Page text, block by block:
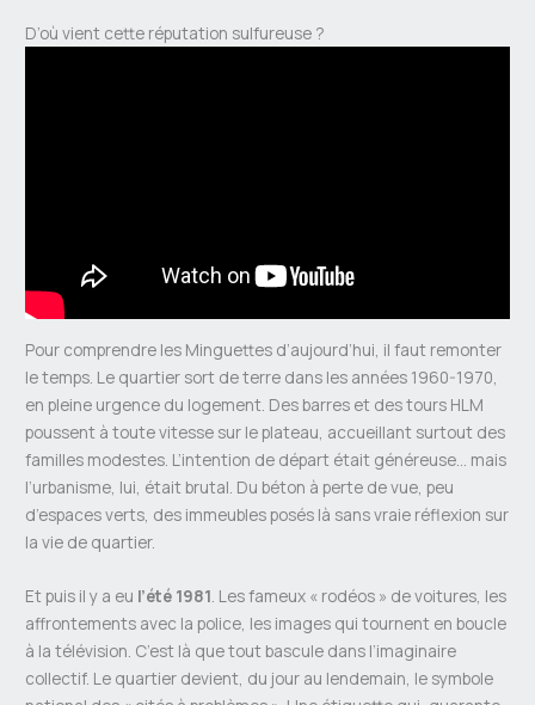
D’où vient cette réputation sulfureuse ?
Pour comprendre les Minguettes d’aujourd’hui, il faut remonter
le temps. Le quartier sort de terre dans les années 1960-1970,
en pleine urgence du logement. Des barres et des tours HLM
poussent à toute vitesse sur le plateau, accueillant surtout des
familles modestes. L’intention de départ était généreuse… mais
l’urbanisme, lui, était brutal. Du béton à perte de vue, peu
d’espaces verts, des immeubles posés là sans vraie réflexion sur
la vie de quartier.
Et puis il y a eu l’été 1981. Les fameux « rodéos » de voitures, les
affrontements avec la police, les images qui tournent en boucle
à la télévision. C’est là que tout bascule dans l’imaginaire
collectif. Le quartier devient, du jour au lendemain, le symbole